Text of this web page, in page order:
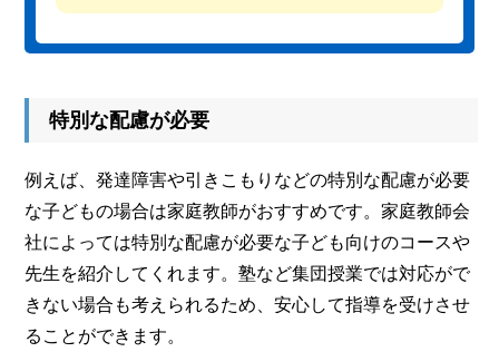
特別な配慮が必要
例えば、発達障害や引きこもりなどの特別な配慮が必要
な子どもの場合は家庭教師がおすすめです。家庭教師会
社によっては特別な配慮が必要な子ども向けのコースや
先生を紹介してくれます。塾など集団授業では対応がで
きない場合も考えられるため、安心して指導を受けさせ
ることができます。